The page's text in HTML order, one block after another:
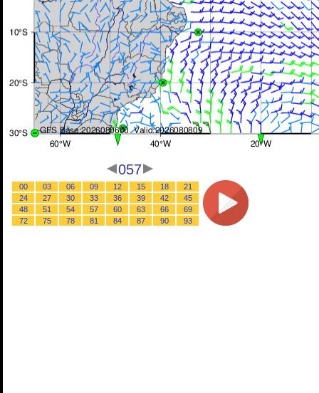
057
00 03 06 09 12 15 18
21
24
27 30 33 36 39 42
45
48
51 54 57 60 63 66
69
72
75 78 81 84 87 90 93